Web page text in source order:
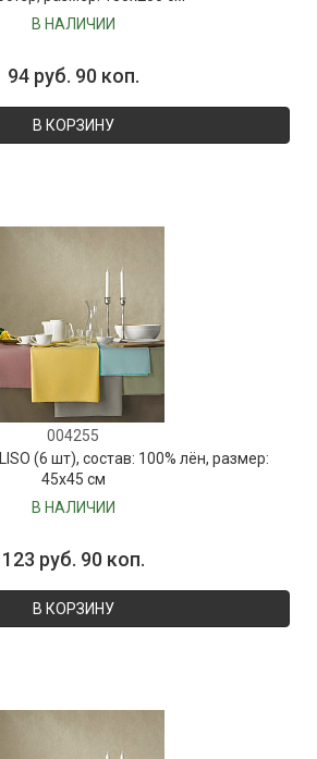
В НАЛИЧИИ
94 руб. 90 коп.
В КОРЗИНУ
004255
(6 шт), состав: 100% лён, размер:
45х45 см
В НАЛИЧИИ
123 руб. 90 коп.
В КОРЗИНУ